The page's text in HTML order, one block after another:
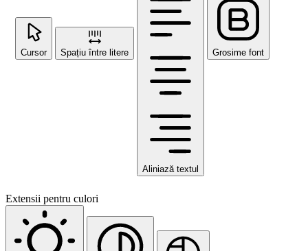
Cursor Spațiu între litere
Aliniază textul
Grosime font
Extensii pentru culori